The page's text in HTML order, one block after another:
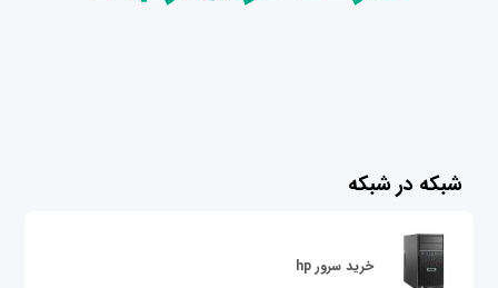
شبکه در شبکه
خرید سرور hp